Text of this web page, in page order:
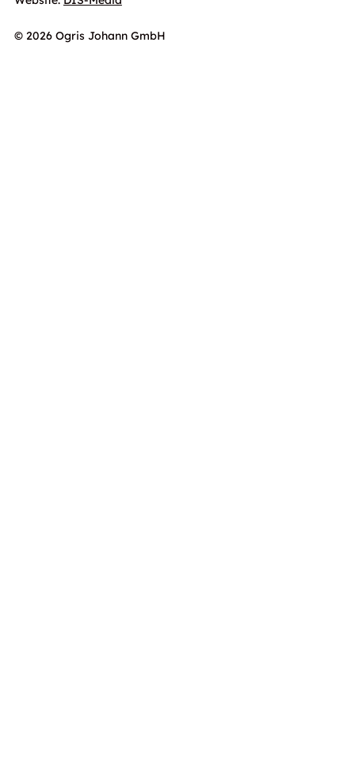
© 2026 Ogris Johann GmbH